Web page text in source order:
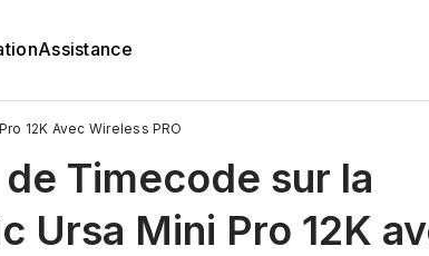
Assistance
12K Avec Wireless PRO
Timecode sur la
Ursa Mini Pro 12K